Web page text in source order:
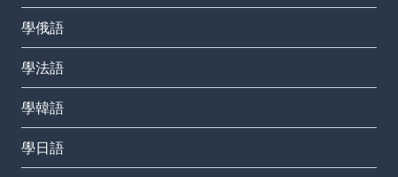
學俄語
學法語
學韓語
學日語